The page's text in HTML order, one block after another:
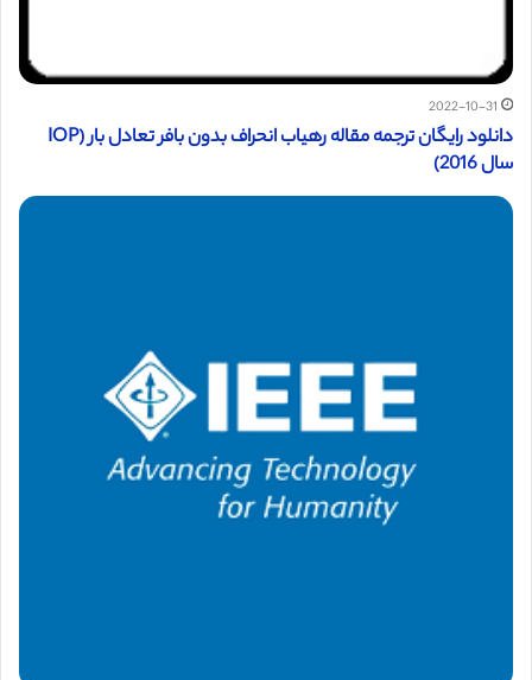
2022-10-31
دانلود رایگان ترجمه مقاله رهیاب انحراف بدون بافر تعادل بار (IOP
سال 2016)